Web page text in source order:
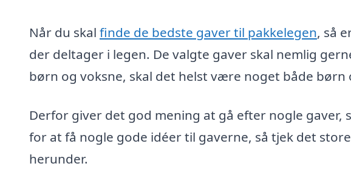
Når du skal finde de bedste gaver til pakkelegen, så
der deltager i legen. De valgte gaver skal nemlig
børn og voksne, skal det helst være noget både børn
Derfor giver det god mening at gå efter nogle gaver,
for at få nogle gode idéer til gaverne, så tjek det
herunder.